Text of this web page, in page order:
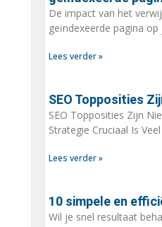
De impact van het
geïndexeerde pagina
Lees verder »
SEO Topposities
SEO Topposities Zijn
Strategie Cruciaal Is
Lees verder »
10 simpele en
Wil je snel resultaat